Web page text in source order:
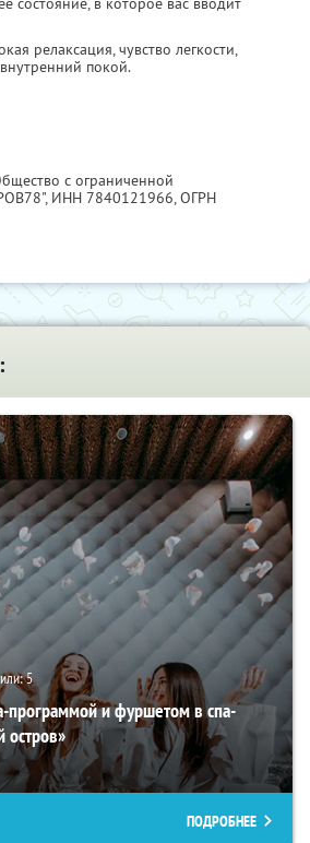
релаксация, чувство легкости,
покой.
с ограниченной
ИНН 7840121966, ОГРН
5
программой и фуршетом в спа-
остров»
ПОДРОБНЕЕ